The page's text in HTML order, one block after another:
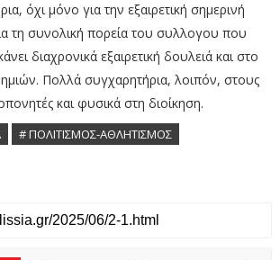
όχι μόνο για την εξαιρετική σημερινή
τη συνολική πορεία του συλλογου που
διαχρονικά εξαιρετική δουλειά και στο
Πολλά συγχαρητήρια, λοιπόν, στους
και φυσικά στη διοίκηση.
# ΠΟΛΙΤΙΣΜΟΣ-ΑΘΛΗΤΙΣΜΟΣ